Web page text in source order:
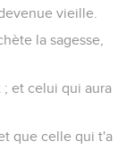
vieille.
la sagesse,
; et celui qui aura
que celle qui t'a